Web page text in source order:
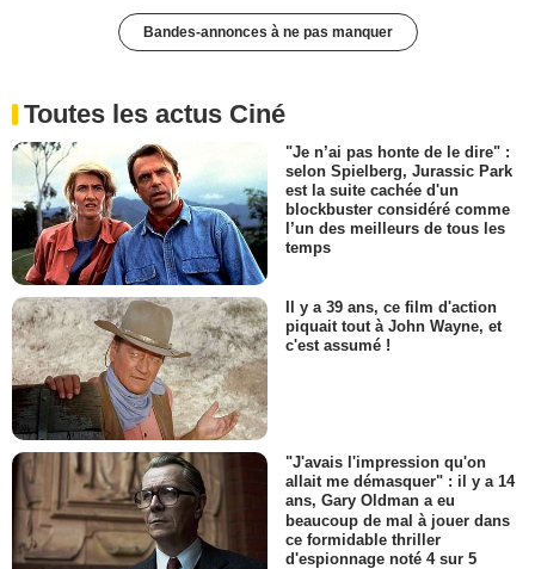
Bandes-annonces à ne pas manquer
Toutes les actus Ciné
"Je n’ai pas honte de le dire" :
selon Spielberg, Jurassic Park
est la suite cachée d'un
blockbuster considéré comme
l’un des meilleurs de tous les
temps
Il y a 39 ans, ce film d'action
piquait tout à John Wayne, et
c'est assumé !
"J'avais l'impression qu'on
allait me démasquer" : il y a 14
ans, Gary Oldman a eu
beaucoup de mal à jouer dans
ce formidable thriller
d'espionnage noté 4 sur 5